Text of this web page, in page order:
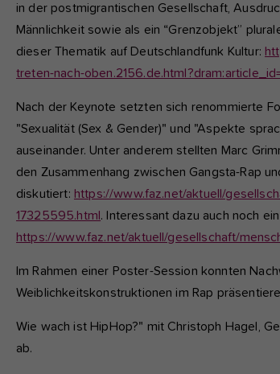
in der postmigrantischen Gesellschaft,
Männlichkeit sowie als ein “Grenzobjekt”
dieser Thematik auf Deutschlandfunk Kultur:
treten-nach-
Nach der Keynote setzten sich renommierte
"Sexualität (Sex & Gender)" und "Aspekte
auseinander. Unter anderem stellten Marc
den Zusammenhang zwischen Gangsta-Rap
diskutiert: https://www.faz.net/aktuell/
17325595.html . Interessant dazu auch noch
https://www.faz.net/aktuell/gesellschaft/
Im Rahmen einer Poster-Session konnten
Weiblichkeitskonstruktionen im Rap
Wie wach ist HipHop?" mit Christoph Hagel,
ab.